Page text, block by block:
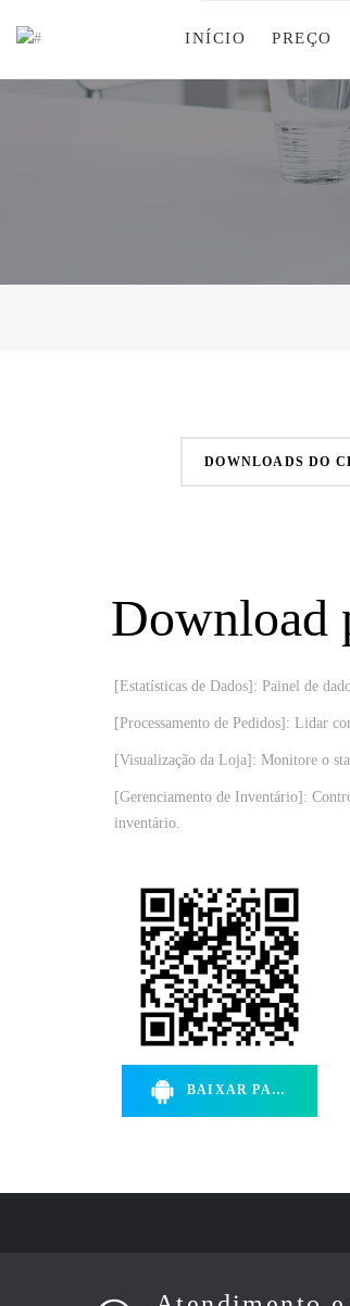
INÍCIO PREÇO
DOWNLOADS DO
Download
[Estatísticas de Dados]: Painel de
[Processamento de Pedidos]: Lidar
[Visualização da Loja]: Monitore o
[Gerenciamento de Inventário]:
inventário.
BAIXAR PARA ANDROID